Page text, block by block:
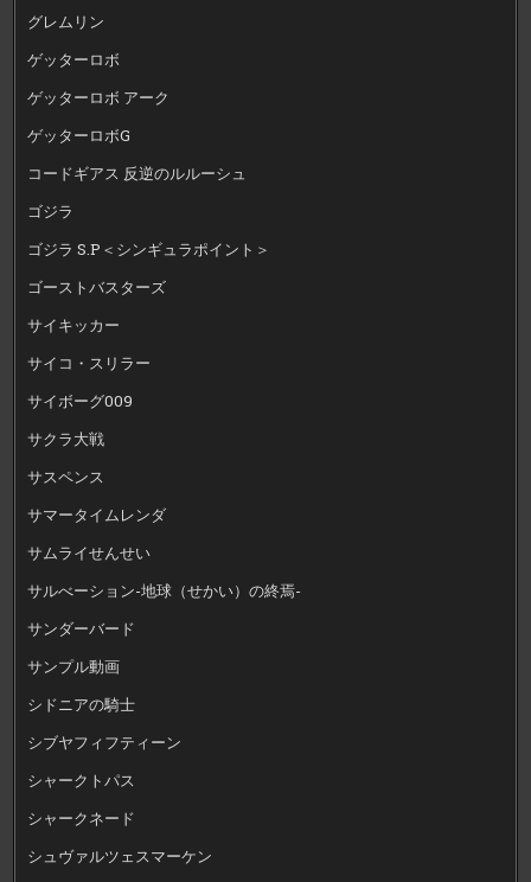
グレムリン
ゲッターロボ
ゲッターロボ アーク
ゲッターロボG
コードギアス 反逆のルルーシュ
ゴジラ
ゴジラ S.P＜シンギュラポイント＞
ゴーストバスターズ
サイキッカー
サイコ・スリラー
サイボーグ009
サクラ大戦
サスペンス
サマータイムレンダ
サムライせんせい
サルべーション-地球（せかい）の終焉-
サンダーバード
サンプル動画
シドニアの騎士
シブヤフィフティーン
シャークトパス
シャークネード
シュヴァルツェスマーケン